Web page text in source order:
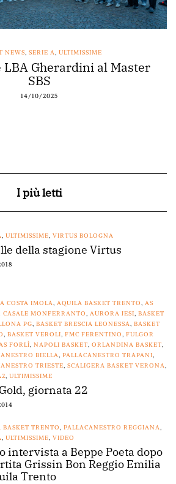
NEWS, SERIE A, ULTIMISSIME
Gherardini al Master
SBS
14/10/2025
I più letti
, ULTIMISSIME, VIRTUS BOLOGNA
della stagione Virtus
COSTA IMOLA, AQUILA BASKET TRENTO, AS
CASALE MONFERRANTO, AURORA JESI, BASKET
PG, BASKET BRESCIA LEONESSA, BASKET
, BASKET VEROLI, FMC FERENTINO, FULGOR
FORLÌ, NAPOLI BASKET, ORLANDINA BASKET,
BIELLA, PALLACANESTRO TRAPANI,
TRIESTE, SCALIGERA BASKET VERONA,
, ULTIMISSIME
giornata 22
BASKET TRENTO, PALLACANESTRO REGGIANA,
, ULTIMISSIME, VIDEO
intervista a Beppe Poeta dopo
Grissin Bon Reggio Emilia
Trento